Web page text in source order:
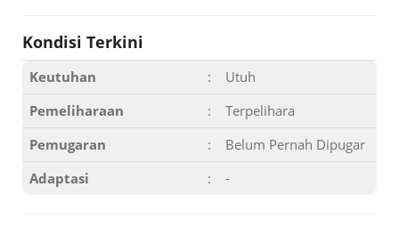
Kondisi Terkini
Keutuhan :
Utuh
Pemeliharaan
:
Terpelihara
Pemugaran
:
Belum Pernah Dipugar
Adaptasi
: -